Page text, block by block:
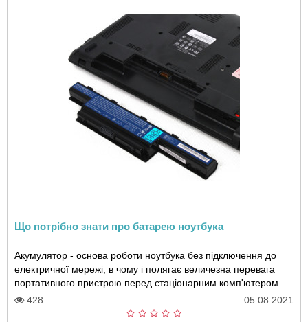
Що потрібно знати про батарею ноутбука
Акумулятор - основа роботи ноутбука без підключення до
електричної мережі, в чому і полягає величезна перевага
портативного пристрою перед стаціонарним комп'ютером.
Тому виникають проблеми з запчастин..
428 05.08.2021